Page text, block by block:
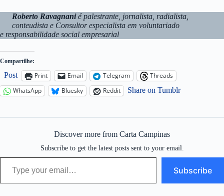
Roberto Ravagnanié palestrante, jornalista, radialista,
conteudista e Consultor especialista em voluntariado
e responsabilidade social empresarial
Compartilhe:
Post Print Email Telegram
Threads
WhatsApp
Bluesky Reddit Share on Tumblr
Discover more from Carta Campinas
Subscribe to get the latest posts sent to your email.
Type your email…
Subscribe